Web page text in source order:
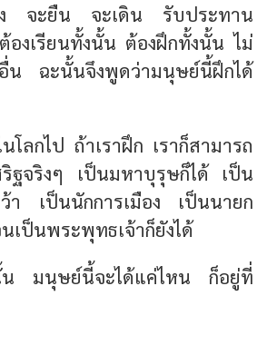
ง จะยืน จะเดิน รับประทาน
งเรียนทั้งนั้น ต้องฝึกทั้งนั้น ไม่
น ฉะนั้นจึงพูดว่ามนุษย์นี้ฝึกได้
นโลกไป ถ้าเราฝึก เราก็สามารถ
ริฐจริงๆ เป็นมหาบุรุษก็ได้ เป็น
า เป็นนักการเมือง เป็นนายก
เป็นพระพุทธเจ้าก็ยังได้
น มนุษย์นี้จะได้แค่ไหน ก็อยู่ที่